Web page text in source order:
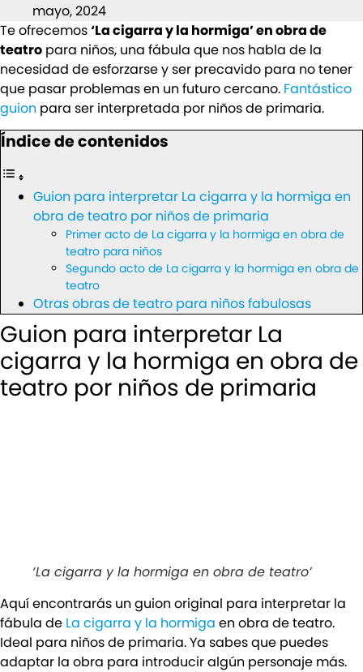
mayo, 2024
Te ofrecemos‘La cigarra y la hormiga’ en obra de
teatro para niños, una fábula que nos habla de la
necesidad de esforzarse y ser precavido para no tener
que pasar problemas en un futuro cercano. Fantástico
guion para ser interpretada por niños de primaria.
Índice de contenidos
Guion para interpretar La cigarra y la hormiga en
obra de teatro por niños de primaria
Primer acto de La cigarra y la hormiga en obra de
teatro para niños
Segundo acto de La cigarra y la hormiga en obra de
teatro
Otras obras de teatro para niños fabulosas
Guion para interpretar La
cigarra y la hormiga en obra de
teatro por niños de primaria
‘La cigarra y la hormiga en obra de teatro’
Aquí encontrarás un guion original para interpretar la
fábula de La cigarra y la hormiga en obra de teatro.
Ideal para niños de primaria. Ya sabes que puedes
adaptar la obra para introducir algún personaje más.